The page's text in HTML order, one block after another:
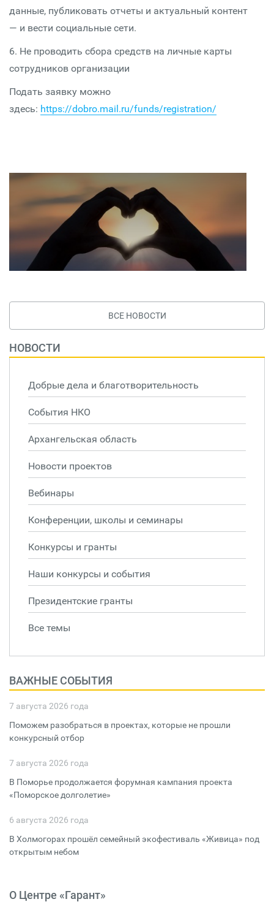
данные, публиковать отчеты и актуальный контент
— и вести социальные сети.
6. Не проводить сбора средств на личные карты
сотрудников организации
Подать заявку можно
здесь: https://dobro.mail.ru/funds/registration/
ВСЕ НОВОСТИ
НОВОСТИ
Добрые дела и благотворительность
События НКО
Архангельская область
Новости проектов
Вебинары
Конференции, школы и семинары
Конкурсы и гранты
Наши конкурсы и события
Президентские гранты
Все темы
ВАЖНЫЕ СОБЫТИЯ
7 августа 2026 года
Поможем разобраться в проектах, которые не прошли
конкурсный отбор
7 августа 2026 года
В Поморье продолжается форумная кампания проекта
«Поморское долголетие»
6 августа 2026 года
В Холмогорах прошёл семейный экофестиваль «Живица» под
открытым небом
О Центре «Гарант»